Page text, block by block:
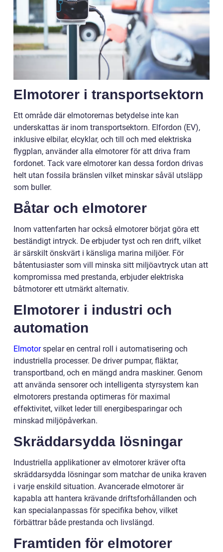
Elmotorer i transportsektorn
Ett område där elmotorernas betydelse inte kan
underskattas är inom transportsektorn. Elfordon (EV),
inklusive elbilar, elcyklar, och till och med elektriska
flygplan, använder alla elmotorer för att driva fram
fordonet. Tack vare elmotorer kan dessa fordon drivas
helt utan fossila bränslen vilket minskar såväl utsläpp
som buller.
Båtar och elmotorer
Inom vattenfarten har också elmotorer börjat göra ett
beständigt intryck. De erbjuder tyst och ren drift, vilket
är särskilt önskvärt i känsliga marina miljöer. För
båtentusiaster som vill minska sitt miljöavtryck utan att
kompromissa med prestanda, erbjuder elektriska
båtmotorer ett utmärkt alternativ.
Elmotorer i industri och
automation
Elmotorspelar en central roll i automatisering och
industriella processer. De driver pumpar, fläktar,
transportband, och en mängd andra maskiner. Genom
att använda sensorer och intelligenta styrsystem kan
elmotorers prestanda optimeras för maximal
effektivitet, vilket leder till energibesparingar och
minskad miljöpåverkan.
Skräddarsydda lösningar
Industriella applikationer av elmotorer kräver ofta
skräddarsydda lösningar som matchar de unika kraven
i varje enskild situation. Avancerade elmotorer är
kapabla att hantera krävande driftsforhållanden och
kan specialanpassas för specifika behov, vilket
förbättrar både prestanda och livslängd.
Framtiden för elmotorer